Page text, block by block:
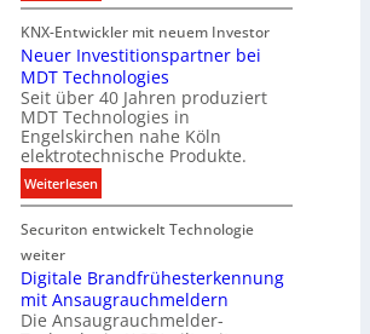
n
g
s
t
e
c
h
n
i
k
o
d
u
k
t
d
a
t
e
S
i
e
m
e
n
s
E
n
r
y
w
i
KNX-Entwickler mit neuem Investor
Neuer Investitionspartner bei
MDT Technologies
Seit über 40 Jahren produziert
MDT Technologies in
Engelskirchen nahe Köln
elektrotechnische Produkte.
Weiterlesen:
N
e
e
r
I
Securiton entwickelt Technologie
weiter
Digitale Brandfrühesterkennung
mit Ansaugrauchmeldern
Die Ansaugrauchmelder-